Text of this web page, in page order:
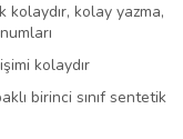
kolaydır, kolay yazma,
kolaydır
birinci sınıf sentetik